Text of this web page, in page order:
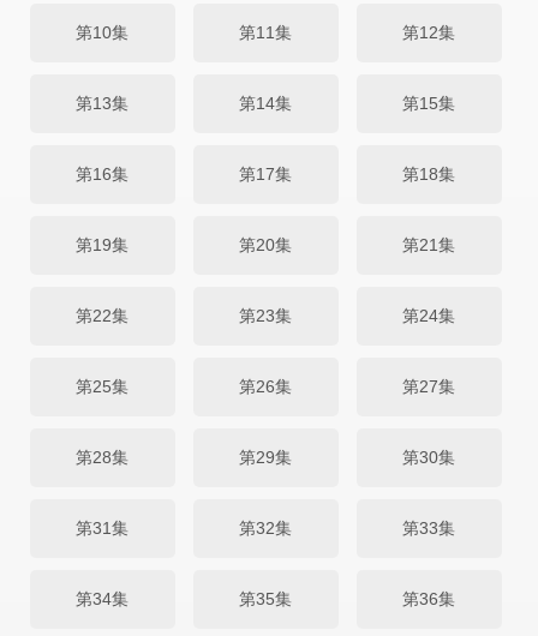
第10集 第11集 第12集
第13集 第14集 第15集
第16集 第17集 第18集
第19集 第20集 第21集
第22集 第23集 第24集
第25集 第26集 第27集
第28集 第29集 第30集
第31集 第32集 第33集
第34集 第35集 第36集